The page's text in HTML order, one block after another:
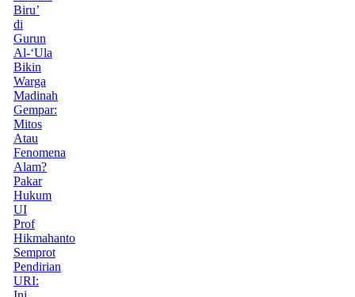
Biru’
di
Gurun
Al-‘Ula
Bikin
Warga
Madinah
Gempar:
Mitos
Atau
Fenomena
Alam?
Pakar
Hukum
UI
Prof
Hikmahanto
Semprot
Pendirian
URI: